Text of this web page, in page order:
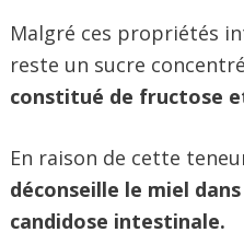
Malgré ces propriétés
reste un sucre
constitué de fructose
En raison de cette
déconseille le miel
candidose intestinale.